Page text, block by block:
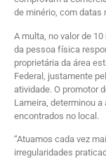
de minério, com datas
A multa, no valor de
da pessoa física
proprietária da área
Federal, justamente
atividade. O promotor
Lameira, determinou
encontrados no local.
“Atuamos cada vez
irregularidades